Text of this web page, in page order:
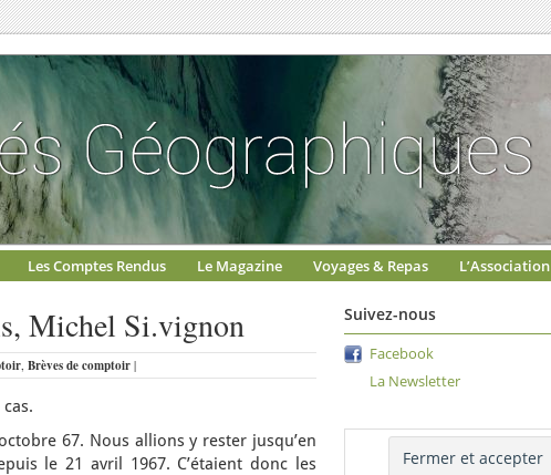
Les Comptes Rendus Le Magazine Voyages & Repas L’Association
Michel Si.vignon
, Brèves de comptoir |
67. Nous allions y rester jusqu’en
le 21 avril 1967. C’étaient donc les
Suivez-nous
Facebook
La Newsletter